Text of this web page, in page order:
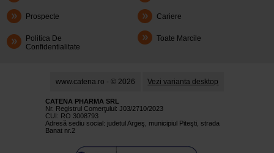
Prospecte Cariere
Politica De
Confidentialitate
Toate Marcile
www.catena.ro - © 2026 Vezi varianta desktop
CATENA PHARMA SRL
Nr. Registrul Comerţului: J03/2710/2023
CUI: RO 3008793
Adresă sediu social: judetul Argeş, municipiul Piteşti, strada
Banat nr.2